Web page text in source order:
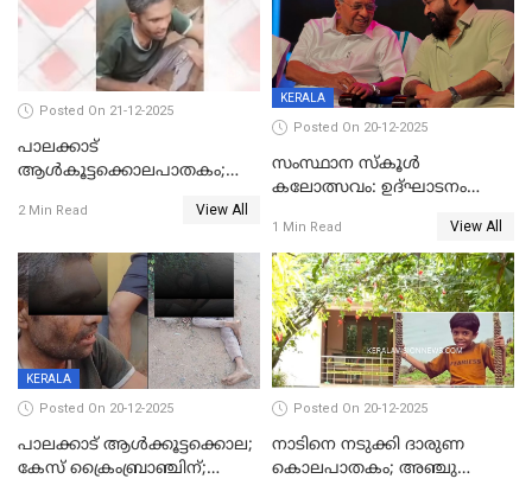
Posted On 21-12-2025
പാലക്കാട്‌
ആൾകൂട്ടക്കൊലപാതകം;
ഊർജ്ജിതമാക്കിമാക്കി
2 Min Read View All
KERALA
Posted On 20-12-2025
സംസ്ഥാന സ്കൂൾ
കലോത്സവം: ഉദ്ഘാടനം
മുഖ്യാതിഥിയായി
മോഹൻലാൽ
1 Min Read View All
KERALA
Posted On 20-12-2025
പാലക്കാട് ആൾക്കൂട്ടക്കൊല;
കേസ് ക്രൈംബ്രാഞ്ചിന്;
Posted On 20-12-2025
നാടിനെ നടുക്കി ദാരുണ
കൊലപാതകം; അഞ്ചു